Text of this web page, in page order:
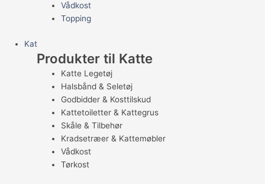
Vådkost
Topping
Kat
Produkter til Katte
Katte Legetøj
Halsbånd & Seletøj
Godbidder & Kosttilskud
Kattetoiletter & Kattegrus
Skåle & Tilbehør
Kradsetræer & Kattemøbler
Vådkost
Tørkost